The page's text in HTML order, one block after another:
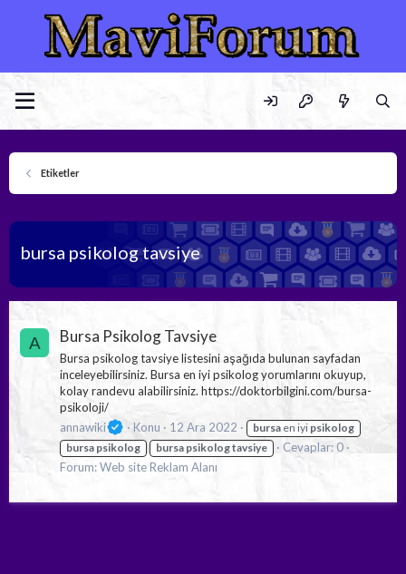
Etiketler
bursa psikolog tavsiye
A Bursa Psikolog Tavsiye
Bursa psikolog tavsiye listesini aşağıda bulunan sayfadan
inceleyebilirsiniz. Bursa en iyi psikolog yorumlarını okuyup,
kolay randevu alabilirsiniz. https://doktorbilgini.com/bursa-
psikoloji/
annawiki
Konu 12 Ara 2022 bursa en iyi psikolog
bursa psikolog bursa psikologtavsiye
Cevaplar: 0
Forum:Web site Reklam Alanı